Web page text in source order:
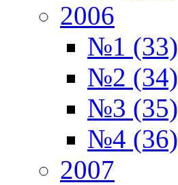
2006
№1 (33)
№2 (34)
№3 (35)
№4 (36)
2007